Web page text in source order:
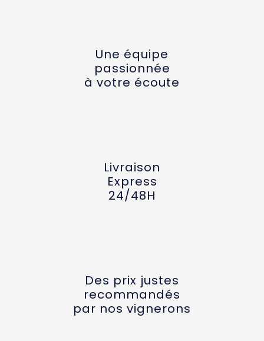
Une équipe
passionnée
à votre écoute
Livraison
Express
24/48H
Des prix justes
recommandés
par nos vignerons